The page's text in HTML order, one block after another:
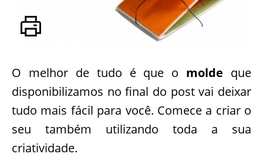
O melhor de tudo é que o molde que
disponibilizamos no final do post vai deixar
tudo mais fácil para você. Comece a criar o
seu também utilizando toda a sua
criatividade.